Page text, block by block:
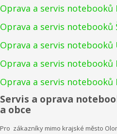
Oprava a servis notebooků
Oprava a servis notebooků
Oprava a servis notebooků
Oprava a servis notebooků
Oprava a servis notebooků
Servis a oprava
a obce
Pro zákazníky mimo krajské město